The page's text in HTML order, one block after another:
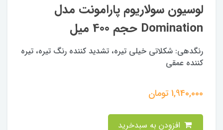
لوسیون سولاریوم پارامونت مدل
Domination حجم 400 میل
رنگدهی: شكلاتى خيلى تيره، تشديد كننده رنگ تيره، تيره
كننده عمقى
1,940,000تومان